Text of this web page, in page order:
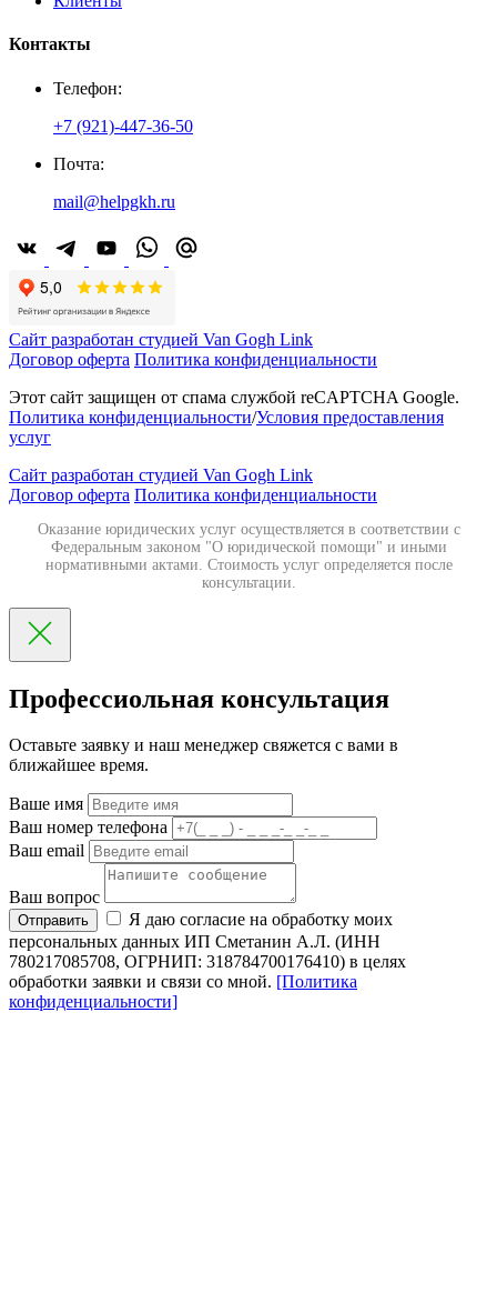
Контакты
Телефон:
+7 (921)-447-36-50
Почта:
mail@helpgkh.ru
Сайт разработан студией Van Gogh Link
Договор оферта Политика конфиденциальности
Этот сайт защищен от спама службой reCAPTCHA Google.
Политика конфиденциальности/Условия предоставления
услуг
Сайт разработан студией Van Gogh Link
Договор оферта Политика конфиденциальности
Оказание юридических услуг осуществляется в соответствии с
Федеральным законом "О юридической помощи" и иными
нормативными актами. Стоимость услуг определяется после
консультации.
Профессиольная консультация
Оставьте заявку и наш менеджер свяжется с вами в
ближайшее время.
Ваше имя
Ваш номер телефона
Ваш email
Ваш вопрос
Отправить
Я даю согласие на обработку моих
персональных данных ИП Сметанин А.Л. (ИНН
780217085708, ОГРНИП: 318784700176410) в целях
обработки заявки и связи со мной. [Политика
конфиденциальности]